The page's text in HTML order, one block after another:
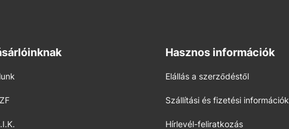
Hasznos információk
Elállás a szerződéstől
Szállítási és fizetési információk
Hírlevél-feliratkozás